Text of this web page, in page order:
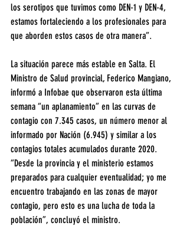
los serotipos que tuvimos como DEN-1 y DEN-4,
estamos fortaleciendo a los profesionales para
que aborden estos casos de otra manera”.
La situación parece más estable en Salta. El
Ministro de Salud provincial, Federico Mangiano,
informó a Infobae que observaron esta última
semana “un aplanamiento” en las curvas de
contagio con 7.345 casos, un número menor al
informado por Nación (6.945) y similar a los
contagios totales acumulados durante 2020.
“Desde la provincia y el ministerio estamos
preparados para cualquier eventualidad; yo me
encuentro trabajando en las zonas de mayor
contagio, pero esto es una lucha de toda la
población”, concluyó el ministro.